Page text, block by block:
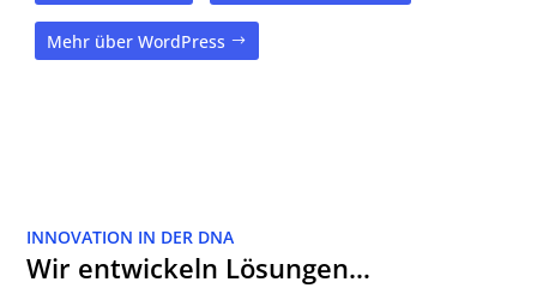
Mehr über WordPress
INNOVATION IN DER DNA
Wir entwickeln Lösungen…